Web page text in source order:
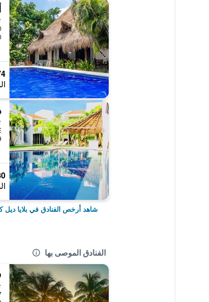
2
3
شاهد أرخص الفنادق في بلايا ديل
الفنادق الموصى بها
5